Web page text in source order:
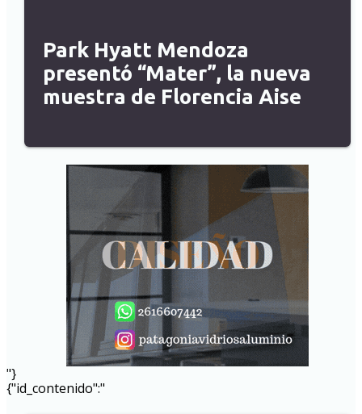
Park Hyatt Mendoza
presentó “Mater”, la nueva
muestra de Florencia Aise
"}
{"id_contenido":"